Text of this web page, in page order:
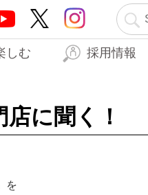
しむ 採用情報
に聞く！
を